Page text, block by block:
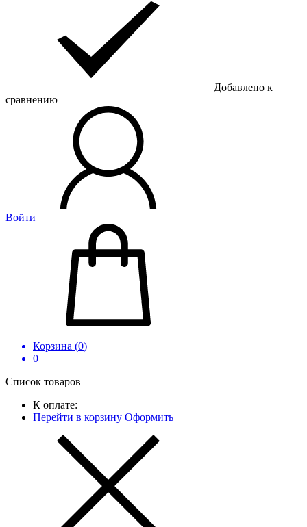
Добавлено к
сравнению
Войти
Корзина (0)
0
Список товаров
К оплате:
Перейти в корзину Оформить